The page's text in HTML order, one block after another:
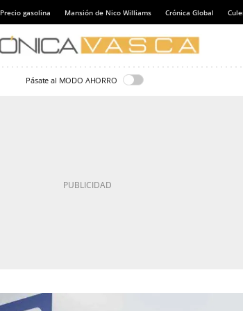
Precio gasolina Mansión de Nico Williams Crónica Global
Pásate al MODO AHORRO